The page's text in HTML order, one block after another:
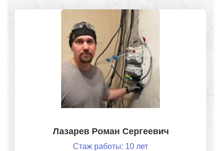
Лазарев Роман Сергеевич
Стаж работы: 10 лет